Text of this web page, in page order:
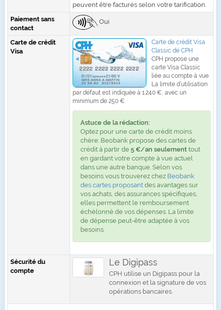
peuvent être facturés selon votre tarification.
Paiement sans
contact
Oui
Carte de crédit
Visa
Carte de crédit Visa
Classic de CPH
CPH propose une
carte Visa Classic
liée au compte à vue.
La limite d’utilisation
par défaut est indiquée à 1.240 €, avec un
minimum de 250 €.
Astuce de la rédaction:
Optez pour une carte de crédit moins
chère: Beobank propose des cartes de
crédit à partir de 5 €/an seulement tout
en gardant votre compte à vue actuel
dans une autre banque. Selon vos
besoins vous trouverez chez Beobank
des cartes proposant des avantages sur
vos achats, des assurances spécifiques,
elles permettent le remboursement
échélonné de vos dépenses. La limite
de dépense peut-être adaptée à vos
besoins.
Sécurité du
compte
Le Digipass
CPH utilise un Digipass pour la
connexion et la signature de vos
opérations bancaires.